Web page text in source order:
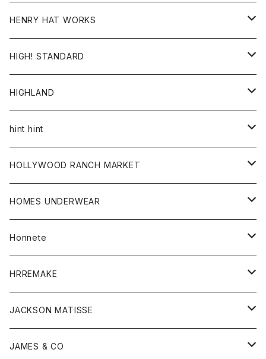
HENRY HAT WORKS
帽子
HIGH! STANDARD
アウター
ジャケット
トップス
シャツ
カーディガン
ボトム
グッズ
帽子
HIGHLAND
帽子
hint hint
ストール
HOLLYWOOD RANCH MARKET
アウター
カーディガン
コート
アクセサリー
ウォレット
ストール
キッズ
Tシャツ
グッズ
アンダーウェア
トップス
HOMES UNDERWEAR
アウター
カーディガン
コート
キッズ
Tシャツ
ロンパース
グッズ
靴
トップス
Honnete
ブラウス
ワンピース
HRREMAKE
バック
キッズ
JACKSON MATISSE
Tシャツ
JAMES & CO